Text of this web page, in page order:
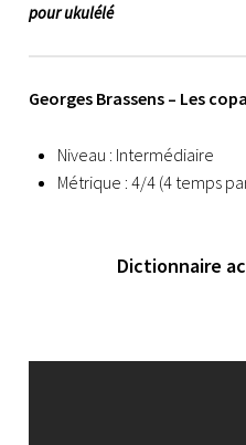
pour ukulélé
Georges Brassens – Les
Niveau : Intermédiaire
Métrique : 4/4 (4 temps
Dictionnaire